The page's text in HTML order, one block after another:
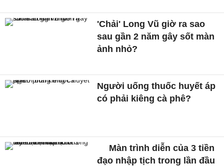
'Chải' Long Vũ giờ ra sao
sau gần 2 năm gây sốt màn
ảnh nhỏ?
Người uống thuốc huyết áp
có phải kiêng cà phê?
Màn trình diễn của 3 tiền
đạo nhập tịch trong lần đầu